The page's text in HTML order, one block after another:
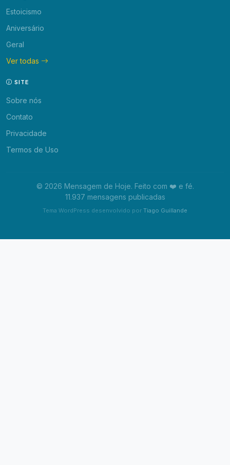
Estoicismo
Aniversário
Geral
Ver todas
SITE
Sobre nós
Contato
Privacidade
Termos de Uso
© 2026 Mensagem de Hoje. Feito com ❤️ e fé.
11.937 mensagens publicadas
Tema WordPress desenvolvido por Tiago Guillande